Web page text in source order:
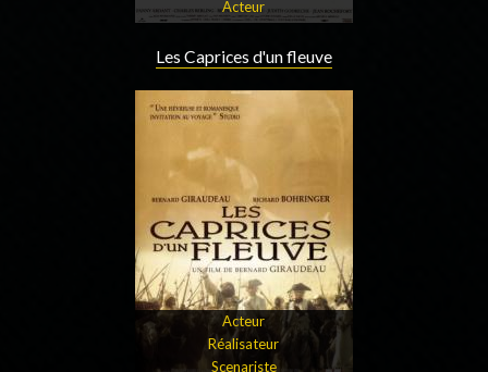
Acteur
Les Caprices d'un fleuve
Acteur
Réalisateur
Scenariste